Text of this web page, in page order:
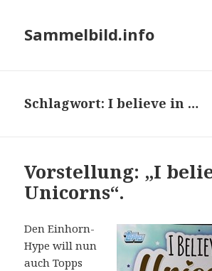
Sammelbild.info
Schlagwort:I believe in …
Vorstellung: „I
Unicorns“.
Den Einhorn-
Hype will nun
auch Topps